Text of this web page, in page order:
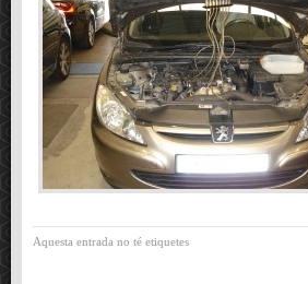
Aquesta entrada no té etiquetes